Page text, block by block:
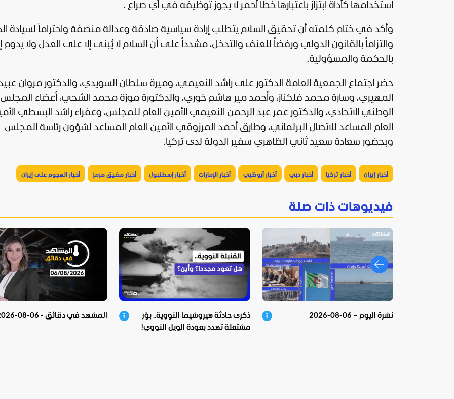
استخدامها كأداة ابتزاز باعتبارها خطا أحمر لا يجوز توظيفه في أي صراع .
وأكد في ختام كلمته أن تحقيق السلام يتطلب إرادة سياسية صادقة وعدالة منصفة واحتراماً لسيادة
والتزاماً بالقانون الدولي ورفضاً للعنف والتدخل، مشدداً على أن السلام لا يُبنى إلا على العدل ولا يدوم
بالحكمة والمسؤولية.
حضر اجتماع الجمعية العامة الدكتور على راشد النعيمي، وميرة سلطان السويدي، والدكتور مروان
المهيري، وسارة محمد فلكناز، وأحمد مير هاشم خوري، والدكتورة موزة محمد الشحي، أعضاء المجلس
الوطني الاتحادي، والدكتور عمر عبد الرحمن النعيمي الأمين العام للمجلس، وعفراء راشد البسطي
العام المساعد للاتصال البرلماني، وطارق أحمد المرزوقي الأمين العام المساعد لشؤون رئاسة المجلس
وبحضور سعادة سعيد ثاني الظاهري سفير الدولة لدى تركيا.
أخبار إيران أخبار تركيا أخبار دبي أخبار أبوظبي أخبار الإمارات أخبار إسطنبول أخبار مضيق هرمز أخبار الهجوم على إيران
فيديوهات ذات صلة
نشرة اليوم – 06-08-2026
ذكرى حادثة هيروشيما النووية.. بؤر
مشتعلة تهدد بعودة الويل النووي!
المشهد في دقائق - 06-08-2026